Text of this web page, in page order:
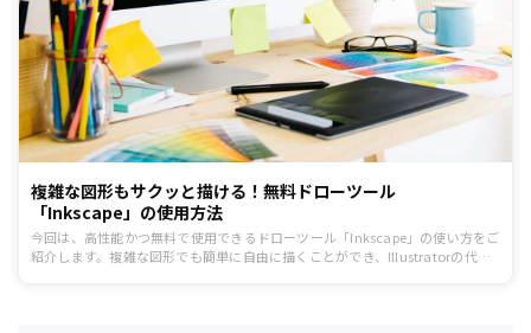
複雑な図形もサクッと描ける！無料ドローツール
「Inkscape」の使用方法
今回は、高性能かつ無料で使用できるドローツール「Inkscape」の使い方をご
紹介します。複雑な図形でも簡単に自由に描くことができ、Illustratorの代替